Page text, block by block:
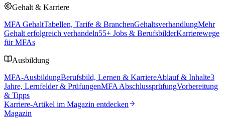
Gehalt & Karriere
MFA GehaltTabellen, Tarife & BranchenGehaltsverhandlungMehr
Gehalt erfolgreich verhandeln55+ Jobs & BerufsbilderKarrierewege
für MFAs
Ausbildung
MFA-AusbildungBerufsbild, Lernen & KarriereAblauf & Inhalte3
Jahre, Lernfelder & PrüfungenMFA AbschlussprüfungVorbereitung
& Tipps
Karriere-Artikel im Magazin entdecken
Magazin